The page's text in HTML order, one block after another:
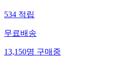
534 적립
무료배송
13,150명 구매중